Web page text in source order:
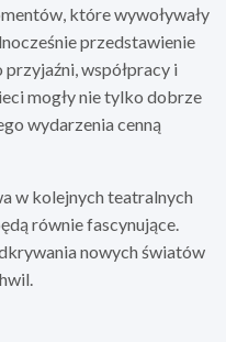
które wywoływały
przedstawienie
przyjaźni, współpracy i
mogły nie tylko dobrze
wydarzenia cenną
w kolejnych teatralnych
równie fascynujące.
nowych światów